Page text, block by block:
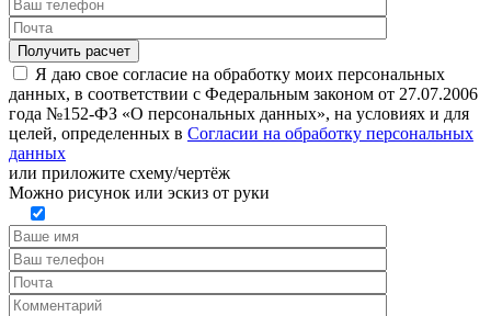
Я даю свое согласие на обработку моих персональных
данных, в соответствии с Федеральным законом от 27.07.2006
года №152-ФЗ «О персональных данных», на условиях и для
целей, определенных в Согласии на обработку персональных
данных
или приложите схему/чертёж
Можно рисунок или эскиз от руки